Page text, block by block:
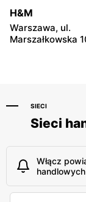
Bodzio
H&M
Warszawa, ul.
Marszałkowska
SIECI
Sieci
Włącz
handlowych